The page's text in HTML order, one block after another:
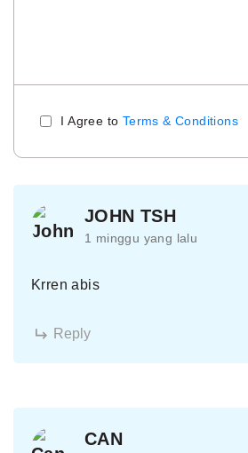
I Agree to Terms & Conditions
JOHN TSH
1 minggu yang lalu
Krren abis
Reply
CAN